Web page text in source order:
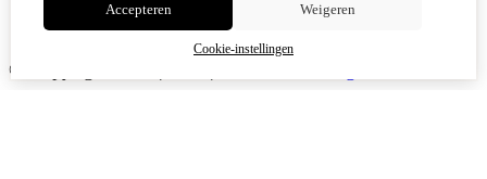
© Copyright 2026
Accepteren Weigeren
Cookie-instellingen